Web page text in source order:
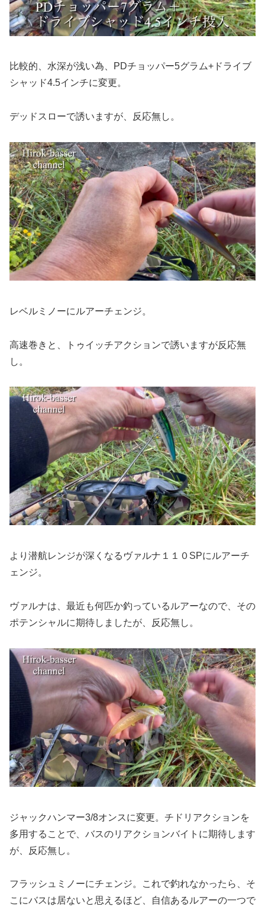
比較的、水深が浅い為、PDチョッパー5グラム+ドライブ
シャッド4.5インチに変更。
デッドスローで誘いますが、反応無し。
レベルミノーにルアーチェンジ。
高速巻きと、トゥイッチアクションで誘いますが反応無
し。
より潜航レンジが深くなるヴァルナ１１０SPにルアーチ
ェンジ。
ヴァルナは、最近も何匹か釣っているルアーなので、その
ポテンシャルに期待しましたが、反応無し。
ジャックハンマー3/8オンスに変更。チドリアクションを
多用することで、バスのリアクションバイトに期待します
が、反応無し。
フラッシュミノーにチェンジ。これで釣れなかったら、そ
こにバスは居ないと思えるほど、自信あるルアーの一つで